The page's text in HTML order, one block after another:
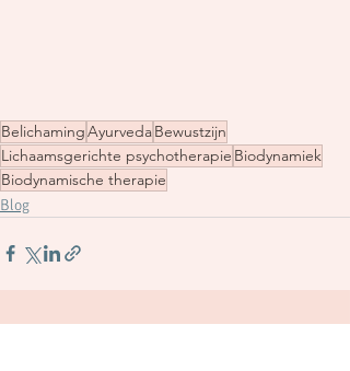
BelichamingAyurvedaBewustzijn
Lichaamsgerichte psychotherapie Biodynamiek
Biodynamische therapie
Blog